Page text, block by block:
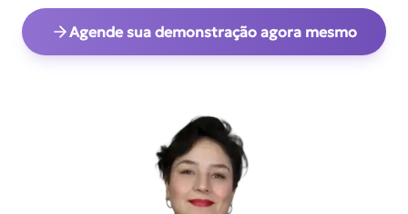
Agende sua demonstração agora mesmo